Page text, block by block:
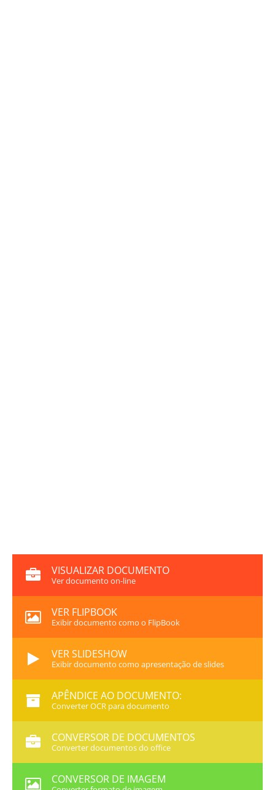
VISUALIZAR DOCUMENTO
Ver documento on-line
VER FLIPBOOK
Exibir documento como o FlipBook
VER SLIDESHOW
Exibir documento como apresentação de slides
APÊNDICE AO DOCUMENTO:
Converter OCR para documento
CONVERSOR DE DOCUMENTOS
Converter documentos do office
CONVERSOR DE IMAGEM